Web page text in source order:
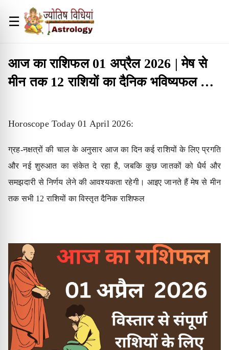
☰
आज का राशिफल 01 अप्रैल 2026 | मेष से
मीन तक 12 राशियों का दैनिक भविष्यफल हिंदी
Horoscope Today 01 April 2026:
ग्रह-नक्षत्रों की चाल के अनुसार आज का दिन कई राशियों के लिए प्रगति
और नई शुरुआत का संकेत दे रहा है, जबकि कुछ जातकों को धैर्य और
समझदारी से निर्णय लेने की आवश्यकता रहेगी। आइए जानते हैं मेष से मीन
तक सभी 12 राशियों का विस्तृत दैनिक राशिफल